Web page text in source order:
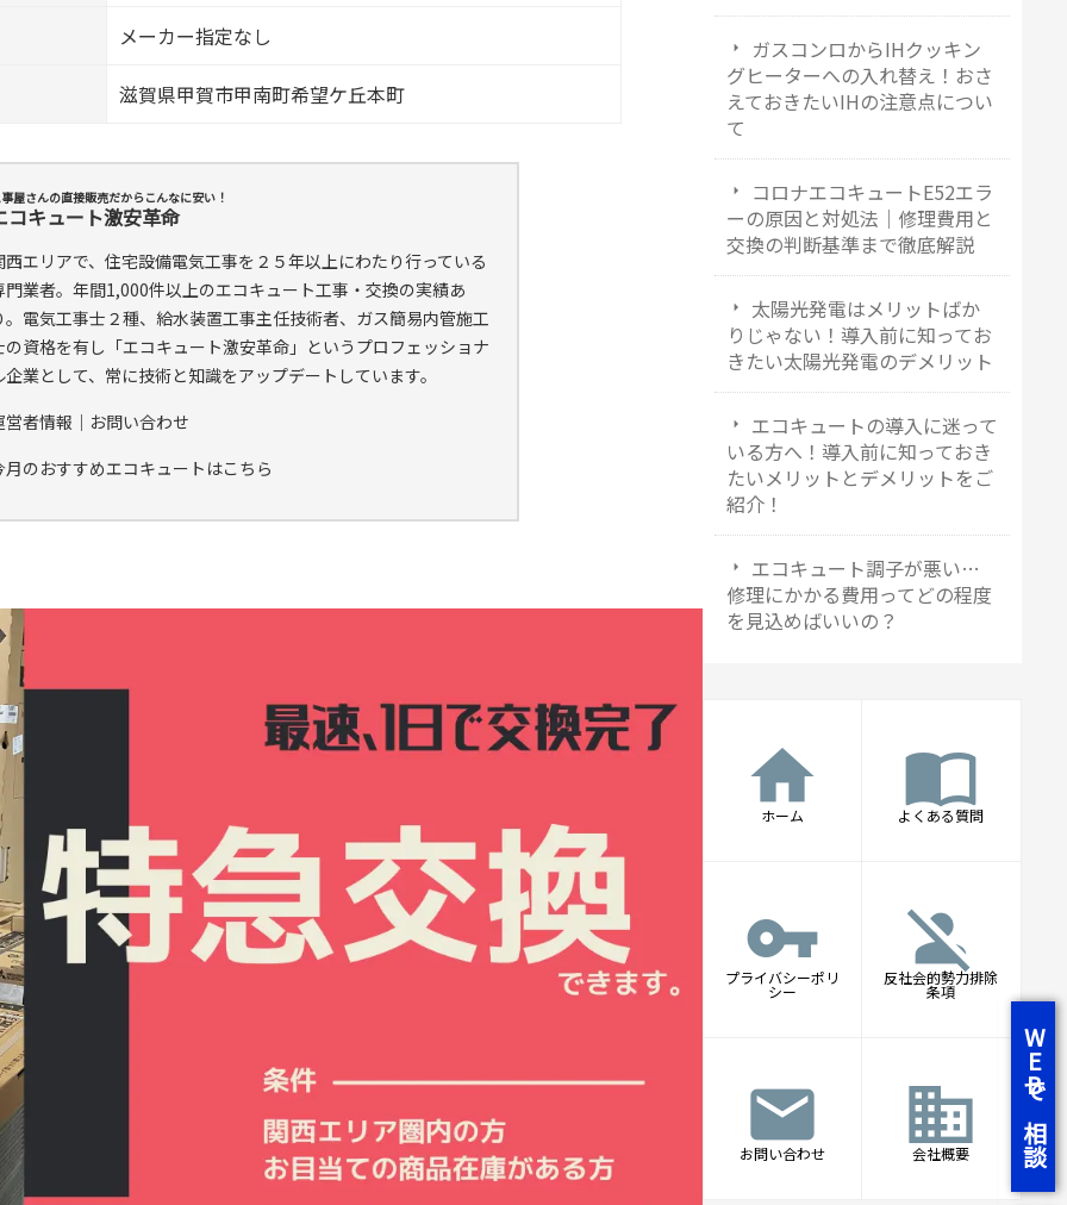
メーカー指定なし
滋賀県甲賀市甲南町希望ケ丘本町
屋さんの直接販売だからこんなに安い！
コキュート激安革命
西エリアで、住宅設備電気工事を２５年以上にわたり行っている
門業者。年間1,000件以上のエコキュート工事・交換の実績あ
。電気工事士２種、給水装置工事主任技術者、ガス簡易内管施工
の資格を有し「エコキュート激安革命」というプロフェッショナ
企業として、常に技術と知識をアップデートしています。
営者情報 ｜ お問い合わせ
月のおすすめエコキュートはこちら
ガスコンロからIHクッキン
グヒーターへの入れ替え！おさ
えておきたいIHの注意点につい
て
コロナエコキュートE52エラ
ーの原因と対処法｜修理費用と
交換の判断基準まで徹底解説
太陽光発電はメリットばか
りじゃない！導入前に知ってお
きたい太陽光発電のデメリット
エコキュートの導入に迷って
いる方へ！導入前に知っておき
たいメリットとデメリットをご
紹介！
エコキュート調子が悪い…
修理にかかる費用ってどの程度
を見込めばいいの？
home
ホーム
import_contacts
よくある質問
vpn_key
プライバシーポリ
シー
person_off
反社会的勢力排除
条項
mail
お問い合わせ
business
会社概要 WEBで相談